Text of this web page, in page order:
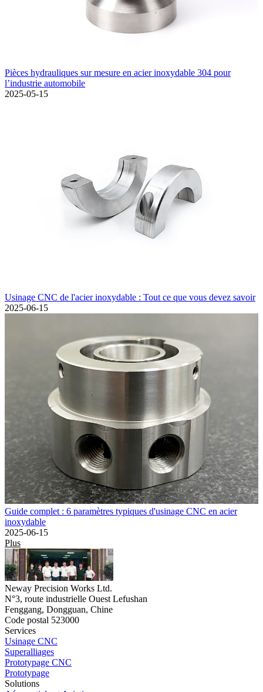
Pièces hydrauliques sur mesure en acier inoxydable 304 pour
l’industrie automobile
2025-05-15
Usinage CNC de l'acier inoxydable : Tout ce que vous devez savoir
2025-06-15
Guide complet : 6 paramètres typiques d'usinage CNC en acier
inoxydable
2025-06-15
Plus
Neway Precision Works Ltd.
N°3, route industrielle Ouest Lefushan
Fenggang, Dongguan, Chine
Code postal 523000
Services
Usinage CNC
Superalliages
Prototypage CNC
Prototypage
Solutions